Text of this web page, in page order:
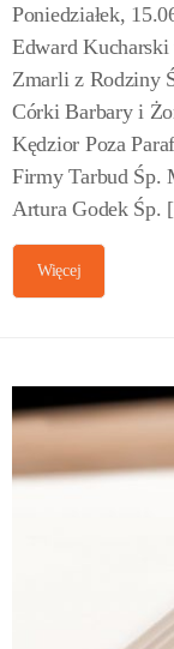
Poniedziałek,
Edward
Zmarli z Rodziny
Córki Barbary i
Kędzior Poza
Firmy Tarbud Śp.
Artura Godek
Więcej